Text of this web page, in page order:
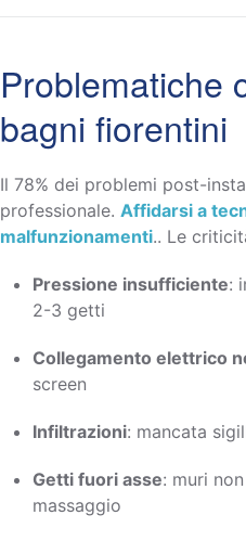
Problematiche
bagni fiorentini
Il 78% dei problemi post-
professionale. Affidarsi a
malfunzionamenti.. Le
Pressione insufficiente:
2-3 getti
Collegamento elettrico
screen
Infiltrazioni: mancata
Getti fuori asse: muri
massaggio